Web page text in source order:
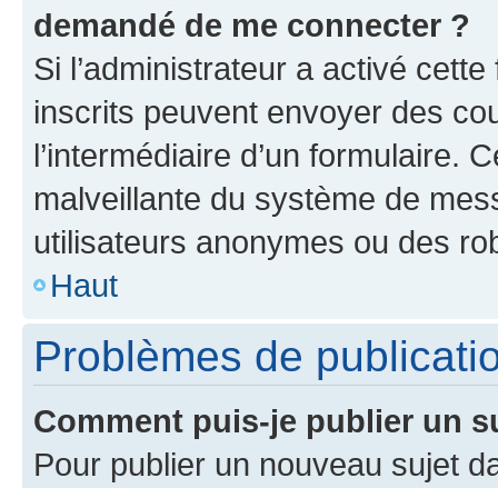
demandé de me connecter ?
Si l’administrateur a activé
inscrits peuvent envoyer des
l’intermédiaire d’un formulaire.
malveillante du système de
utilisateurs anonymes ou des
Haut
Problèmes de
Comment puis-je publier un
Pour publier un nouveau sujet